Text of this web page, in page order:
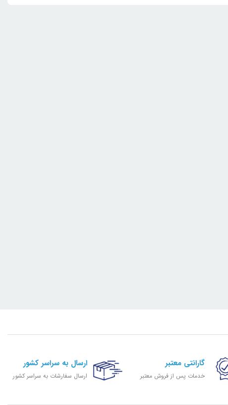
گارانتی معتبر
خدمات پس از فروش معتبر
ارسال به سراسر کشور
ارسال سفارشات به سراسر کشور